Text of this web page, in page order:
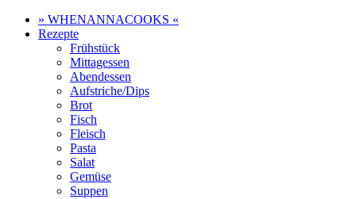
» WHENANNACOOKS «
Rezepte
Frühstück
Mittagessen
Abendessen
Aufstriche/Dips
Brot
Fisch
Fleisch
Pasta
Salat
Gemüse
Suppen